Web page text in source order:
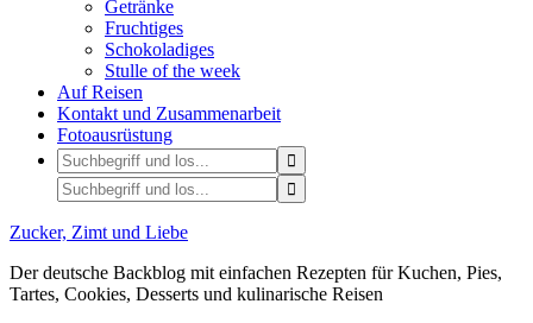
Getränke
Fruchtiges
Schokoladiges
Stulle of the week
Auf Reisen
Kontakt und Zusammenarbeit
Fotoausrüstung
Zucker, Zimt und Liebe
Der deutsche Backblog mit einfachen Rezepten für Kuchen, Pies,
Tartes, Cookies, Desserts und kulinarische Reisen